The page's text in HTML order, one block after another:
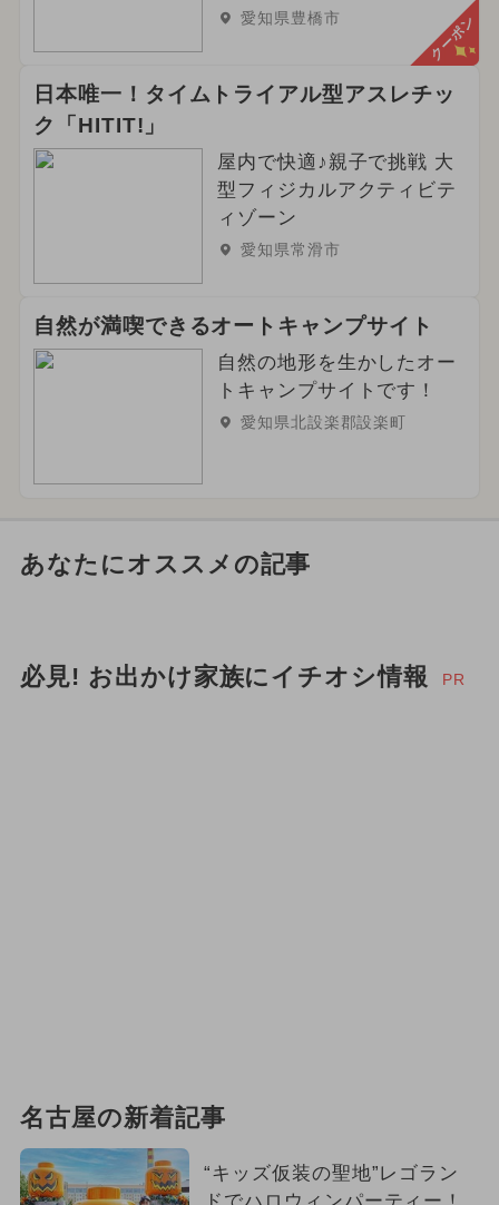
愛知県豊橋市 クーポン
日本唯一！タイムトライアル型アスレチッ
ク「HITIT!」
屋内で快適♪親子で挑戦 大
型フィジカルアクティビテ
ィゾーン
愛知県常滑市
自然が満喫できるオートキャンプサイト
自然の地形を生かしたオー
トキャンプサイトです！
愛知県北設楽郡設楽町
あなたにオススメの記事
必見! お出かけ家族にイチオシ情報 PR
名古屋の新着記事
“キッズ仮装の聖地”レゴラン